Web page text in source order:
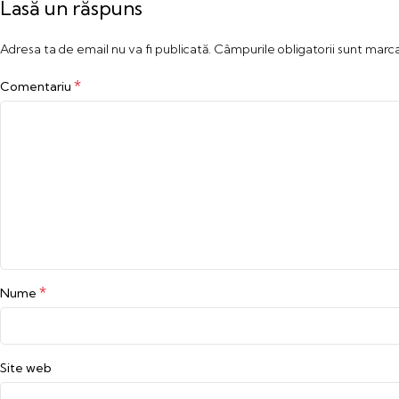
Lasă un răspuns
Adresa ta de email nu va fi publicată. Câmpurile obligatorii sunt
Comentariu *
Nume *
Site web